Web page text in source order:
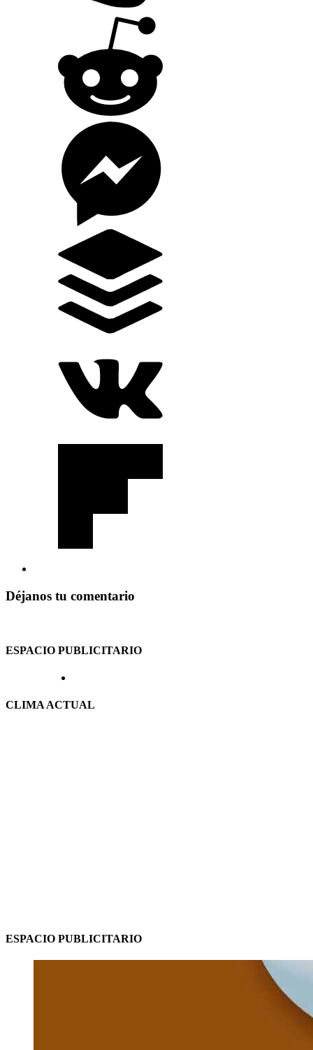
Déjanos tu comentario
ESPACIO PUBLICITARIO
CLIMA ACTUAL
ESPACIO PUBLICITARIO